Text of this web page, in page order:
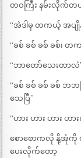
တဝကြီး နမ်းလိုက်တယ်
“အဲဒါမှ တကယ့် အပျို
“ခစ် ခစ် ခစ် ခစ်၊ တ
“ဘာတော်သေးတာလဲ
“ခစ် ခစ် ခစ် ခစ် ဘ
သေပြီ”
“ဟား ဟား ဟား ဟာ
စောစောကလို နို့အုံကို
ပေးလိုက်တော့